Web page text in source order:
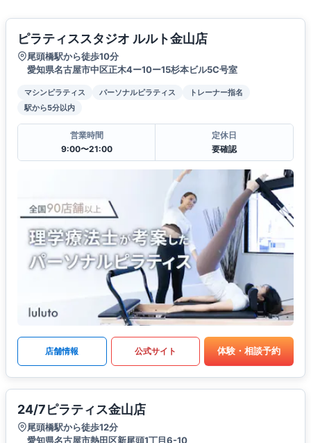
ピラティススタジオ ルルト金山店
尾頭橋駅から徒歩10分
愛知県名古屋市中区正木4ー10ー15杉本ビル5C号室
マシンピラティス パーソナルピラティス
トレーナー指名
駅から5分以内
営業時間
9:00〜21:00
定休日
要確認
店舗情報 公式サイト 体験・相談予約
24/7ピラティス金山店
尾頭橋駅から徒歩12分
愛知県名古屋市熱田区新尾頭1丁目6-10